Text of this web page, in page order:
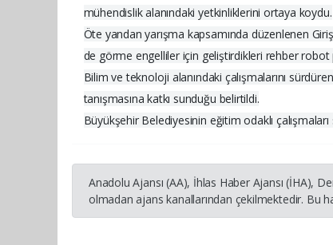
mühendislik alanındaki yetkinliklerini ortaya koydu.
Öte yandan yarışma kapsamında düzenlenen
de görme engelliler için geliştirdikleri rehber robot
Bilim ve teknoloji alanındaki çalışmalarını
tanışmasına katkı sunduğu belirtildi.
Büyükşehir Belediyesinin eğitim odaklı
Anadolu Ajansı (AA), İhlas Haber Ajansı (İHA),
olmadan ajans kanallarından çekilmektedir. Bu